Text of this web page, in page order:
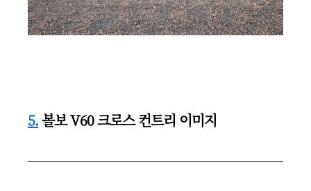
5.볼보 V60 크로스 컨트리 이미지